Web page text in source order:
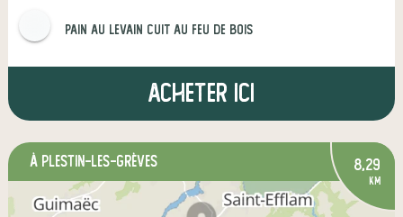
Pain au levain Cuit au feu de bois
Acheter ici
à Plestin-les-Grèves 8,29
km